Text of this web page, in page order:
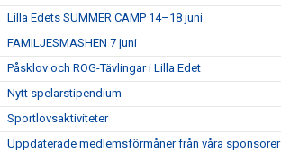
Lilla Edets SUMMER CAMP 14–18 juni
FAMILJESMASHEN 7 juni
Påsklov och ROG-Tävlingar i Lilla Edet
Nytt spelarstipendium
Sportlovsaktiviteter
Uppdaterade medlemsförmåner från våra sponsorer